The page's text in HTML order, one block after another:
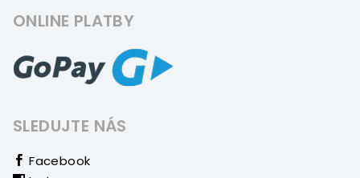
ONLINE PLATBY
SLEDUJTE NÁS
Facebook